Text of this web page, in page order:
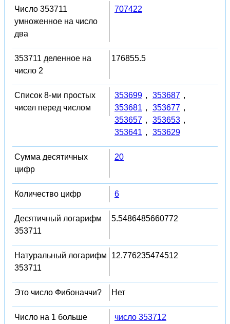
Число 353711
умноженное на число
два
707422
353711 деленное на
число 2
176855.5
Список 8-ми простых
чисел перед числом
353699 , 353687 ,
353681 , 353677 ,
353657 , 353653 ,
353641 , 353629
Сумма десятичных
цифр
20
Количество цифр 6
Десятичный логарифм
353711
5.5486485660772
Натуральный логарифм
353711
12.776235474512
Это число Фибоначчи? Нет
Число на 1 больше
число 353712